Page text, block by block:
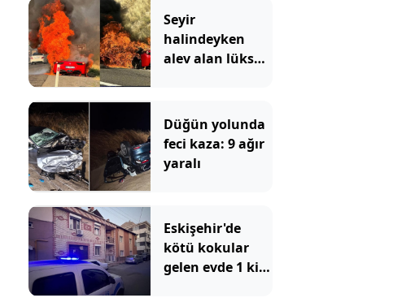
Seyir
halindeyken
alev alan lüks
hale geldi
Düğün yolunda
feci kaza: 9 ağır
yaralı
Eskişehir'de
kötü kokular
gelen evde 1 kişi